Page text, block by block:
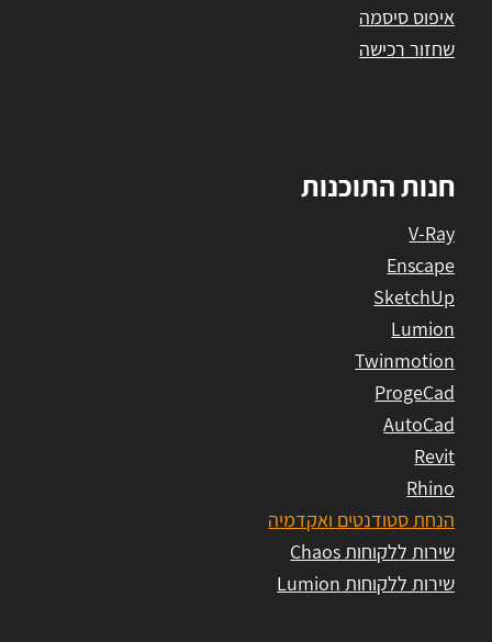
איפוס סיסמה
שחזור רכישה
חנות התוכנות
V-Ray
Enscape
SketchUp
Lumion
Twinmotion
ProgeCad
AutoCad
Revit
Rhino
הנחת סטודנטים ואקדמיה
שירות ללקוחות Chaos
שירות ללקוחות Lumion